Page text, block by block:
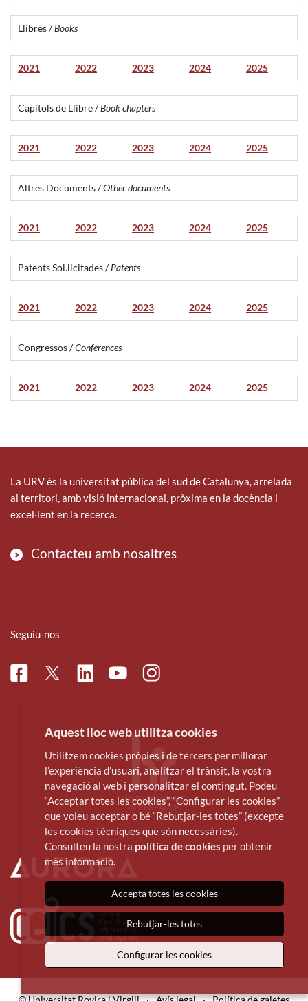
Llibres /Books
2021 2022 2023 2024 2025
Capítols de Llibre /Book chapters
2021 2022 2023 2024 2025
Altres Documents /Other documents
2021 2022 2023 2024 2025
Patents Sol.licitades /Patents
2021 2022 2023 2024 2025
Congressos /Conferences
2021 2022 2023 2024 2025
La URV és la universitat pública del sud de Catalunya, arrelada
al territori, amb visió internacional, pròxima en la docència i
excel·lent en la recerca.
Contacteu amb nosaltres
Seguiu-nos
FacebookTwitterLinkedinYoutubeInstagram
Aquest lloc web utilitza cookies
Utilitzem cookies pròpies i de tercers per millorar
l’experiència d’usuari, analitzar el trànsit, la vostra
navegació al web i personalitzar el contingut. Podeu
“Acceptar totes les cookies”, “Configurar les cookies”
que voleu acceptar o bé “Rebutjar-les totes” (excepte
les cookies tècniques que són necessàries).
Consulteu la nostra política de cookies per obtenir
més informació.
Accepta totes les cookies
Rebutjar-les totes
Configurar les cookies